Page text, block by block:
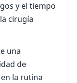
y el tiempo
cirugía
una
de
la rutina